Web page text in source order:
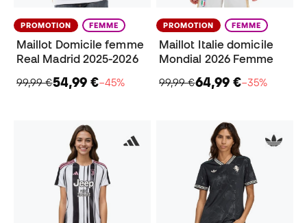
PROMOTION FEMME
Maillot Domicile femme
Real Madrid 2025-2026
99,99 €54,99 €−45%
PROMOTION FEMME
Maillot Italie domicile
Mondial 2026 Femme
99,99 €64,99 €−35%